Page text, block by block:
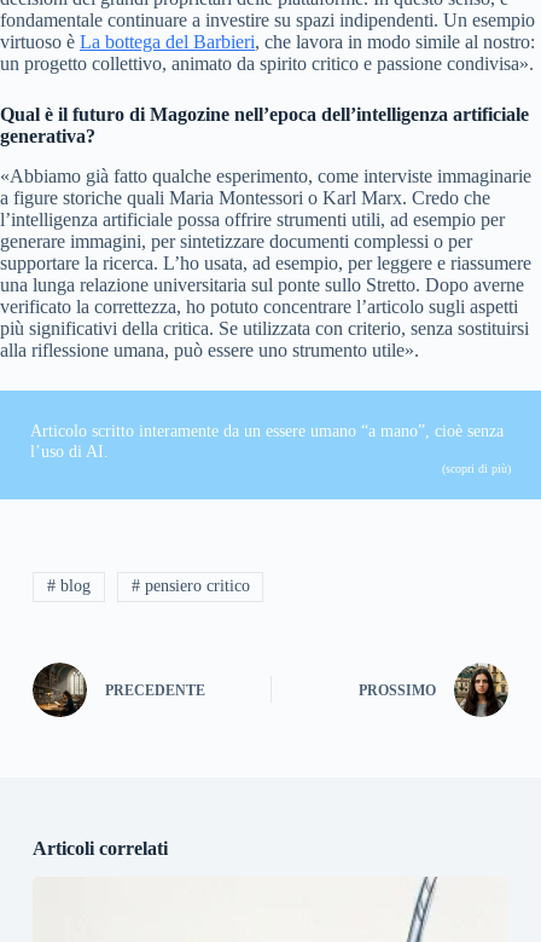
fondamentale continuare a investire su spazi indipendenti. Un esempio
virtuoso è La bottega del Barbieri, che lavora in modo simile al nostro:
un progetto collettivo, animato da spirito critico e passione condivisa».
Qual è il futuro di Magozine nell’epoca dell’intelligenza artificiale
generativa?
«Abbiamo già fatto qualche esperimento, come interviste immaginarie
a figure storiche quali Maria Montessori o Karl Marx. Credo che
l’intelligenza artificiale possa offrire strumenti utili, ad esempio per
generare immagini, per sintetizzare documenti complessi o per
supportare la ricerca. L’ho usata, ad esempio, per leggere e riassumere
una lunga relazione universitaria sul ponte sullo Stretto. Dopo averne
verificato la correttezza, ho potuto concentrare l’articolo sugli aspetti
più significativi della critica. Se utilizzata con criterio, senza sostituirsi
alla riflessione umana, può essere uno strumento utile».
Articolo scritto interamente da un essere umano “a mano”, cioè senza
l’uso di AI.
(scopri di più)
# blog # pensiero critico
PRECEDENTE PROSSIMO
Articoli correlati